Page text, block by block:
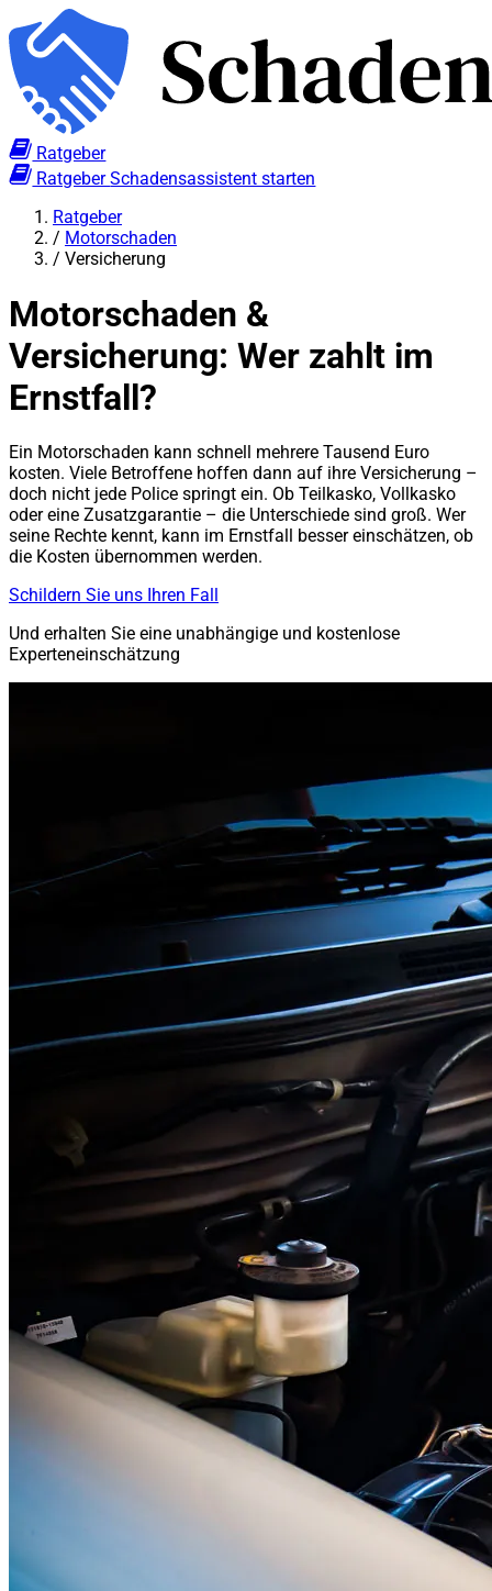
Ratgeber
RatgeberSchadensassistent starten
Ratgeber
/ Motorschaden
/ Versicherung
Motorschaden &
Versicherung: Wer zahlt im
Ernstfall?
Ein Motorschaden kann schnell mehrere Tausend Euro
kosten. Viele Betroffene hoffen dann auf ihre Versicherung –
doch nicht jede Police springt ein. Ob Teilkasko, Vollkasko
oder eine Zusatzgarantie – die Unterschiede sind groß. Wer
seine Rechte kennt, kann im Ernstfall besser einschätzen, ob
die Kosten übernommen werden.
Schildern Sie uns Ihren Fall
Und erhalten Sie eine unabhängige und kostenlose
Experteneinschätzung